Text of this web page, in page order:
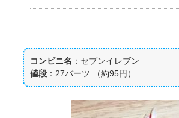
コンビニ名 ：セブンイレブン
値段 ：27バーツ （約95円）